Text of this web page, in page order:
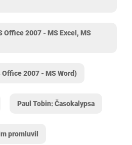
Office 2007 - MS Excel, MS
2007 - MS Word)
Paul Tobin: Časokalypsa
promluvil